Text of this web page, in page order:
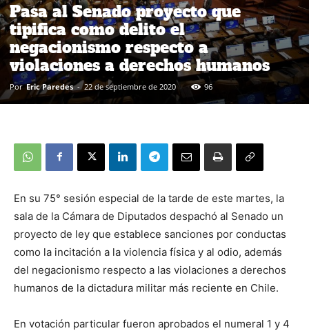
Pasa al Senado proyecto que
tipifica como delito el
negacionismo respecto a
violaciones a derechos humanos
Por Eric Paredes - 22 de septiembre de 2020 96
En su 75° sesión especial de la tarde de este martes, la
sala de la Cámara de Diputados despachó al Senado un
proyecto de ley que establece sanciones por conductas
como la incitación a la violencia física y al odio, además
del negacionismo respecto a las violaciones a derechos
humanos de la dictadura militar más reciente en Chile.
En votación particular fueron aprobados el numeral 1 y 4